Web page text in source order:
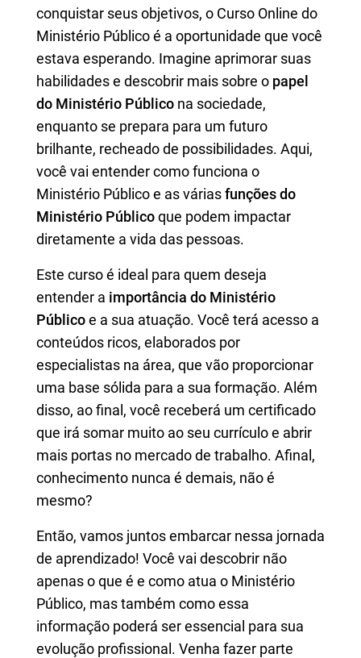
conquistar seus objetivos, o Curso Online do
Ministério Público é a oportunidade que você
estava esperando. Imagine aprimorar suas
habilidades e descobrir mais sobre o papel
do Ministério Público na sociedade,
enquanto se prepara para um futuro
brilhante, recheado de possibilidades. Aqui,
você vai entender como funciona o
Ministério Público e as váriasfunções do
Ministério Públicoque podem impactar
diretamente a vida das pessoas.
Este curso é ideal para quem deseja
entender a importância do Ministério
Públicoe a sua atuação. Você terá acesso a
conteúdos ricos, elaborados por
especialistas na área, que vão proporcionar
uma base sólida para a sua formação. Além
disso, ao final, você receberá um certificado
que irá somar muito ao seu currículo e abrir
mais portas no mercado de trabalho. Afinal,
conhecimento nunca é demais, não é
mesmo?
Então, vamos juntos embarcar nessa jornada
de aprendizado! Você vai descobrir não
apenas o que é e como atua o Ministério
Público, mas também como essa
informação poderá ser essencial para sua
evolução profissional. Venha fazer parte